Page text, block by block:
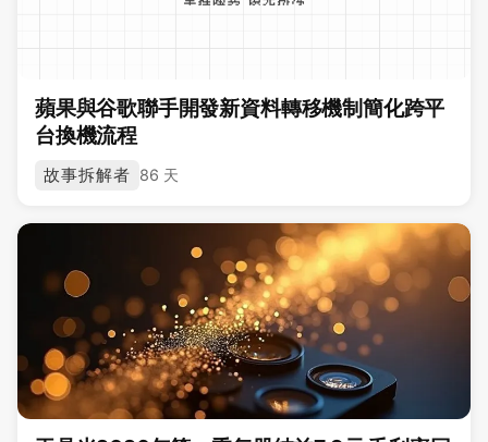
蘋果與谷歌聯手開發新資料轉移機制簡化跨平
台換機流程
故事拆解者 86 天